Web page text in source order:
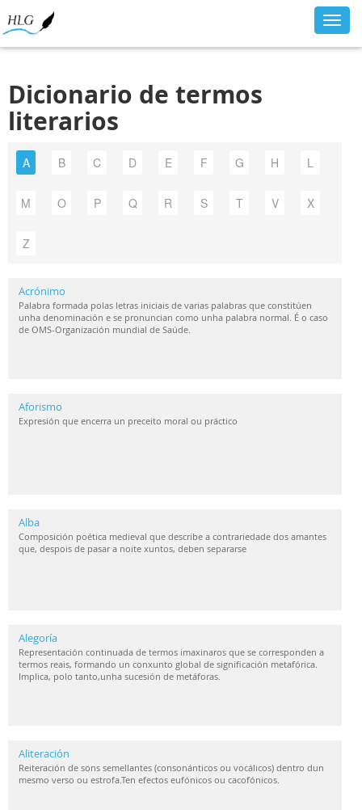
Dicionario de termos
literarios
A B C D E F G H L
M O P Q R S T V X
Z
Acrónimo
Palabra formada polas letras iniciais de varias palabras que constitúen
unha denominación e se pronuncian como unha palabra normal. É o caso
de OMS-Organización mundial de Saúde.
Aforismo
Expresión que encerra un preceito moral ou práctico
Alba
Composición poética medieval que describe a contrariedade dos amantes
que, despois de pasar a noite xuntos, deben separarse
Alegoría
Representación continuada de termos imaxinaros que se corresponden a
termos reais, formando un conxunto global de significación metafórica.
Implica, polo tanto,unha sucesión de metáforas.
Aliteración
Reiteración de sons semellantes (consonánticos ou vocálicos) dentro dun
mesmo verso ou estrofa.Ten efectos eufónicos ou cacofónicos.